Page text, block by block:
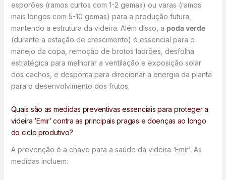
esporões (ramos curtos com 1-2 gemas) ou varas (ramos
mais longos com 5-10 gemas) para a produção futura,
mantendo a estrutura da videira. Além disso, a poda verde
(durante a estação de crescimento) é essencial para o
manejo da copa, remoção de brotos ladrões, desfolha
estratégica para melhorar a ventilação e exposição solar
dos cachos, e desponta para direcionar a energia da planta
para o desenvolvimento dos frutos.
Quais são as medidas preventivas essenciais para proteger a
videira ‘Emir’ contra as principais pragas e doenças ao longo
do ciclo produtivo?
A prevenção é a chave para a saúde da videira ‘Emir’. As
medidas incluem: